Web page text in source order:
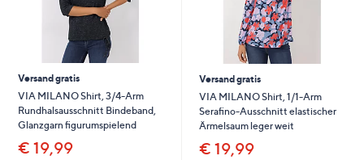
anzuzeigen.
Versand gratis
VIA MILANO Shirt, 3/4-Arm
Rundhalsausschnitt Bindeband,
Glanzgarn figurumspielend
€ 19,99
Versand gratis
VIA MILANO Shirt, 1/1-Arm
Serafino-Ausschnitt elastischer
Ärmelsaum leger weit
€ 19,99